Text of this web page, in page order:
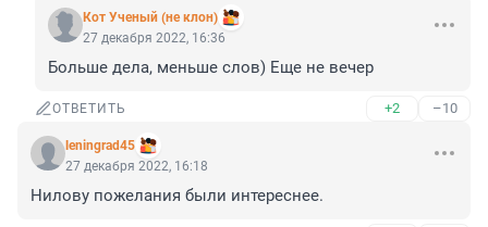
Кот Ученый (не клон)
27 декабря 2022, 16:36
Больше дела, меньше слов) Еще не вечер
ОТВЕТИТЬ +2 –10
leningrad45
27 декабря 2022, 16:18
Нилову пожелания были интереснее.